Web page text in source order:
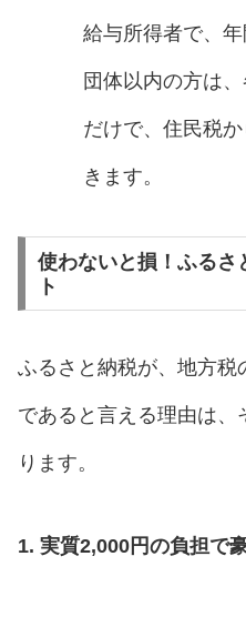
給与所得者で、
団体以内の方は
だけで、住民税
きます。
使わないと損！ふるさ
ト
ふるさと納税が、地方税
であると言える理由は、
ります。
1. 実質2,000円の負担で